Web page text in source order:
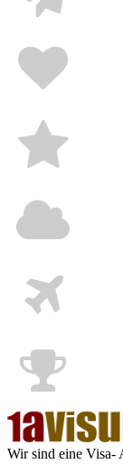
Wir sind eine Visa-